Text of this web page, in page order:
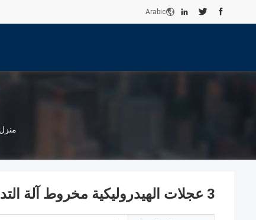
Arabic
منزل
3 عجلات الهيدروليكية مخروط آلة التدحرج الفولاذ مخروط غطاء ثني